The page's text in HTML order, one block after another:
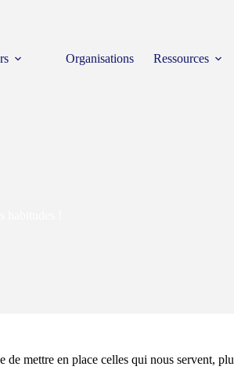
Organisations Ressources
mettre en place celles qui nous servent,